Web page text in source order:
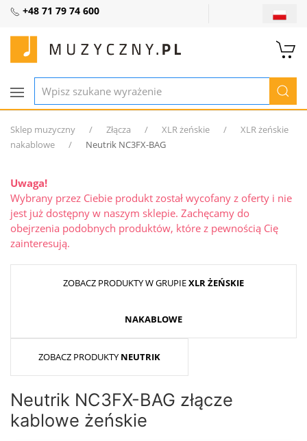
+48 71 79 74 600
Sklep muzyczny Złącza XLR żeńskie
XLR żeńskie
nakablowe
Neutrik NC3FX-BAG
Uwaga!
Wybrany przez Ciebie produkt został wycofany z oferty i nie
jest już dostępny w naszym sklepie. Zachęcamy do
obejrzenia podobnych produktów, które z pewnością Cię
zainteresują.
ZOBACZ PRODUKTY W GRUPIEXLR ŻEŃSKIE
NAKABLOWE
ZOBACZ PRODUKTY NEUTRIK
Neutrik NC3FX-BAG złącze
kablowe żeńskie